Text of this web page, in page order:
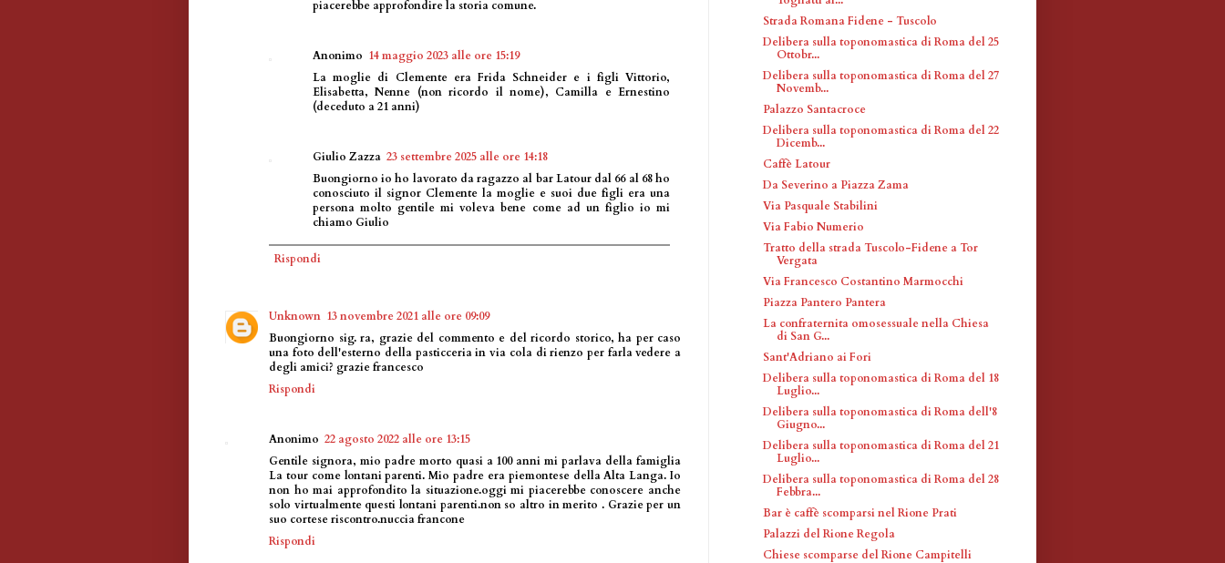
piacerebbe approfondire la storia comune.
Anonimo 14 maggio 2023 alle ore 15:19
La moglie di Clemente era Frida Schneider e i figli Vittorio,
Elisabetta, Nenne (non ricordo il nome), Camilla e Ernestino
(deceduto a 21 anni)
Giulio Zazza 23 settembre 2025 alle ore 14:18
Buongiorno io ho lavorato da ragazzo al bar Latour dal 66 al 68 ho
conosciuto il signor Clemente la moglie e suoi due figli era una
persona molto gentile mi voleva bene come ad un figlio io mi
chiamo Giulio
Rispondi
Unknown 13 novembre 2021 alle ore 09:09
Buongiorno sig. ra, grazie del commento e del ricordo storico, ha per caso
una foto dell'esterno della pasticceria in via cola di rienzo per farla vedere a
degli amici? grazie francesco
Rispondi
Anonimo 22 agosto 2022 alle ore 13:15
Gentile signora, mio padre morto quasi a 100 anni mi parlava della famiglia
La tour come lontani parenti. Mio padre era piemontese della Alta Langa. Io
non ho mai approfondito la situazione.oggi mi piacerebbe conoscere anche
solo virtualmente questi lontani parenti.non so altro in merito . Grazie per un
suo cortese riscontro.nuccia francone
Rispondi
Strada Romana Fidene - Tuscolo
Delibera sulla toponomastica di Roma del 25
Ottobr...
Delibera sulla toponomastica di Roma del 27
Novemb...
Palazzo Santacroce
Delibera sulla toponomastica di Roma del 22
Dicemb...
Caffè Latour
Da Severino a Piazza Zama
Via Pasquale Stabilini
Via Fabio Numerio
Tratto della strada Tuscolo-Fidene a Tor
Vergata
Via Francesco Costantino Marmocchi
Piazza Pantero Pantera
La confraternita omosessuale nella Chiesa
di San G...
Sant'Adriano ai Fori
Delibera sulla toponomastica di Roma del 18
Luglio...
Delibera sulla toponomastica di Roma dell'8
Giugno...
Delibera sulla toponomastica di Roma del 21
Luglio...
Delibera sulla toponomastica di Roma del 28
Febbra...
Bar è caffè scomparsi nel Rione Prati
Palazzi del Rione Regola
Chiese scomparse del Rione Campitelli